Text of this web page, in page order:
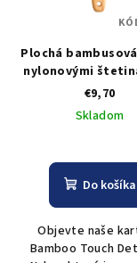
Plochá
nylonovými
jemné vlasy Olivia
Bamboo Touch
€9,70
Skladom
Do košíka
Objevte naše
Bamboo Touch